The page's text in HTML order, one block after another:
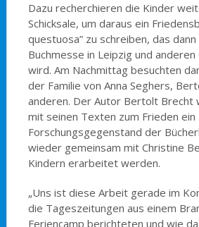
Dazu recherchieren die Kinder
Schicksale, um daraus ein
questuosa” zu schreiben, das
Buchmesse in Leipzig und
wird. Am Nachmittag besuchten
der Familie von Anna Seghers,
anderen. Der Autor Bertolt Brecht
mit seinen Texten zum Frieden ein
Forschungsgegenstand der
wieder gemeinsam mit Christine
Kindern erarbeitet werden.
„Uns ist diese Arbeit gerade im
die Tageszeitungen aus einem
Feriencamp berichteten und wie